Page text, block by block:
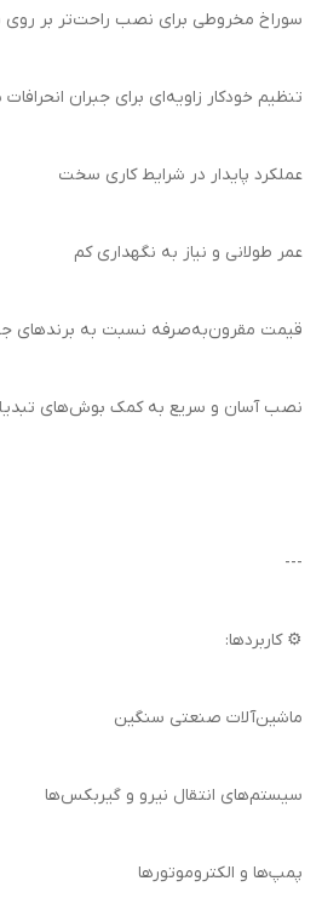
سوراخ مخروطی برای نصب راحت‌تر بر
تنظیم خودکار زاویه‌ای برای جبران
عملکرد پایدار در شرایط کاری سخت
عمر طولانی و نیاز به نگهداری کم
قیمت مقرون‌به‌صرفه نسبت به برندهای
نصب آسان و سریع به کمک بوش‌های
---
⚙️ کاربردها:
ماشین‌آلات صنعتی سنگین
سیستم‌های انتقال نیرو و گیربکس‌ها
پمپ‌ها و الکتروموتورها